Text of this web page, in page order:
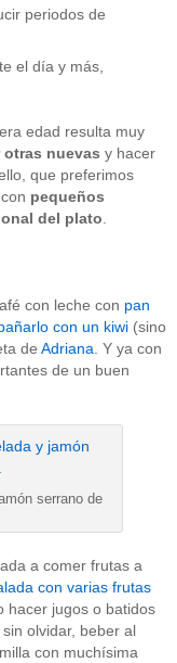
periodos de
el día y más,
edad resulta muy
nuevas y hacer
que preferimos
pequeños
del plato
con leche con pan
con un kiwi (sino
de Adriana . Y ya con
de un buen
serrano de
a comer frutas a
con varias frutas
hacer jugos o batidos
sin olvidar, beber al
con muchísima